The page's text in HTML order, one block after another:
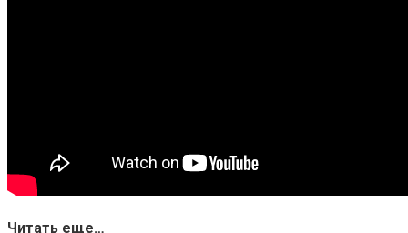
Читать еще…